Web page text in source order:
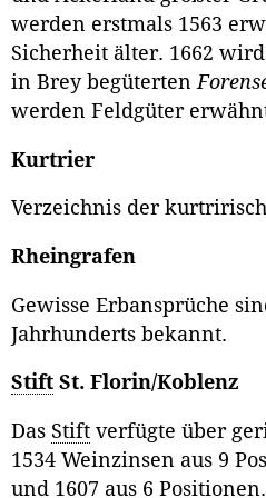
werden erstmals 1563
Sicherheit älter. 1662
in Brey begüterten
werden Feldgüter
Kurtrier
Verzeichnis der
Rheingrafen
Gewisse Erbansprüche
Jahrhunderts bekannt.
Stift St. Florin/Koblenz
Das Stift verfügte über
1534 Weinzinsen aus 9
und 1607 aus 6 Positionen.